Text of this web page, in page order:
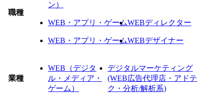
職種
ン）
WEB・アプリ・ゲームWEBディレクター
WEB・アプリ・ゲームWEBデザイナー
業種
WEB（デジタ
ル・メディア・
ゲーム）
デジタルマーケティング
(WEB広告代理店・アドテ
ク・分析/解析系)